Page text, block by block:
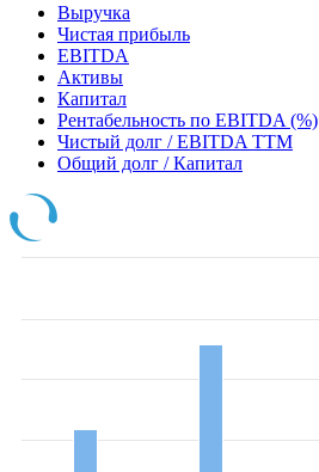
Выручка
Чистая прибыль
EBITDA
Активы
Капитал
Рентабельность по EBITDA (%)
Чистый долг / EBITDA TTM
Общий долг / Капитал